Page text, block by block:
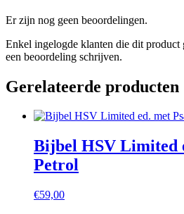
Er zijn nog geen beoordelingen.
Enkel ingelogde klanten die dit product
een beoordeling schrijven.
Gerelateerde producten
Bijbel HSV Limited
Petrol
€59,00